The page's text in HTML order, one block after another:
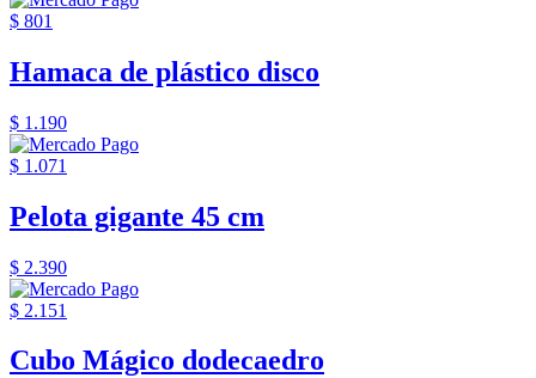
$ 801
Hamaca de plástico disco
$ 1.190
$ 1.071
Pelota gigante 45 cm
$ 2.390
$ 2.151
Cubo Mágico dodecaedro